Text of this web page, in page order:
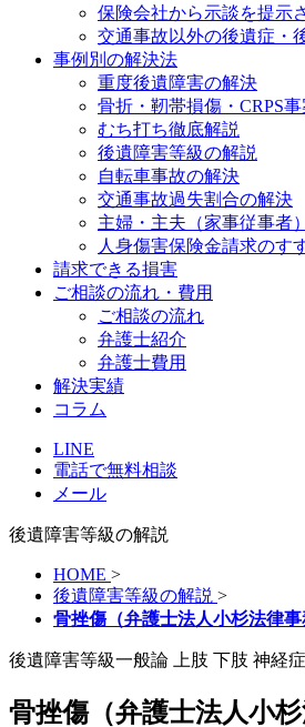
保険会社から示談を提示
交通事故以外の後遺症・
事例別の解決法
重度後遺障害の解決
骨折・靭帯損傷・CRPS
むち打ち徹底解説
後遺障害等級の解説
自転車事故の解決
交通事故過失割合の解決
主婦・主夫（家事従事者
人身傷害保険金請求のす
請求できる損害
ご相談の流れ・費用
ご相談の流れ
弁護士紹介
弁護士費用
解決実績
コラム
LINE
電話で無料相談
メール
後遺障害等級の解説
HOME >
後遺障害等級の解説 >
骨挫傷（弁護士法人小杉法律事
後遺障害等級一般論 上肢 下肢 神経
骨挫傷（弁護士法人小